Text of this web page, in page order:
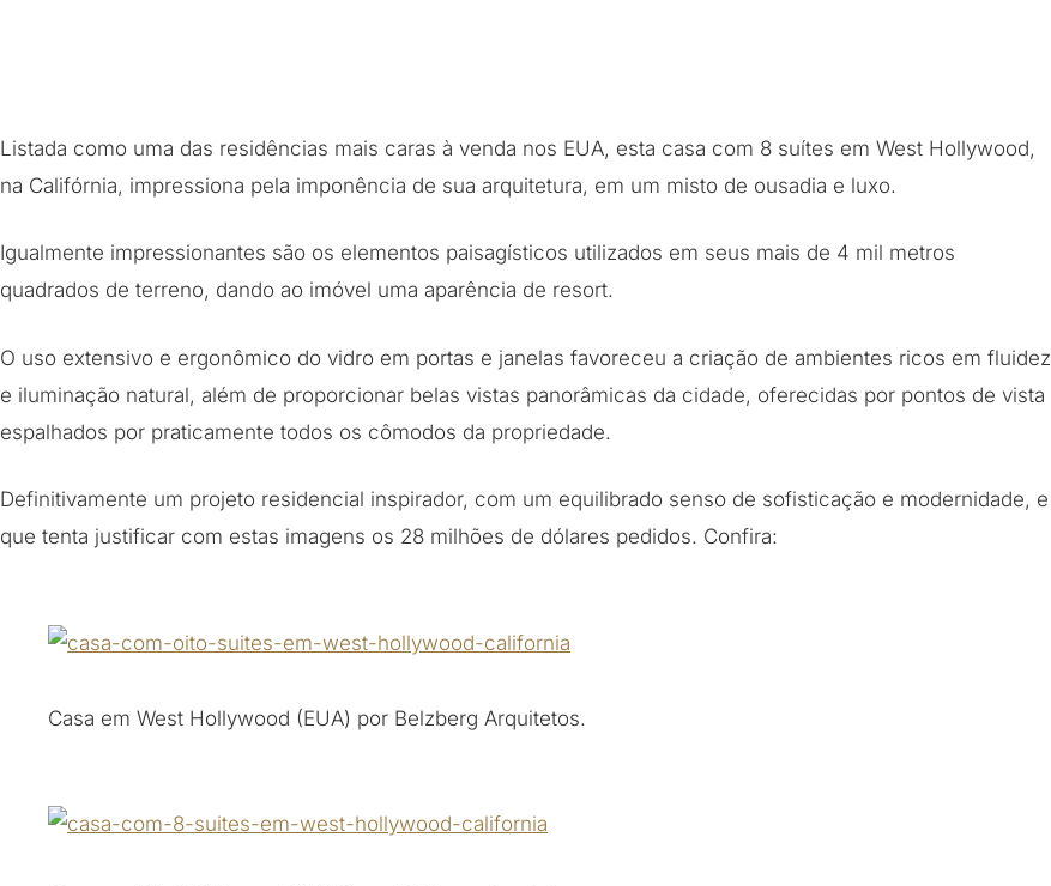
Listada como uma das residências mais caras à venda nos EUA, esta casa com 8 suítes em West Hollywood,
na Califórnia, impressiona pela imponência de sua arquitetura, em um misto de ousadia e luxo.
Igualmente impressionantes são os elementos paisagísticos utilizados em seus mais de 4 mil metros
quadrados de terreno, dando ao imóvel uma aparência de resort.
O uso extensivo e ergonômico do vidro em portas e janelas favoreceu a criação de ambientes ricos em fluidez
e iluminação natural, além de proporcionar belas vistas panorâmicas da cidade, oferecidas por pontos de vista
espalhados por praticamente todos os cômodos da propriedade.
Definitivamente um projeto residencial inspirador, com um equilibrado senso de sofisticação e modernidade, e
que tenta justificar com estas imagens os 28 milhões de dólares pedidos. Confira:
Casa em West Hollywood (EUA) por Belzberg Arquitetos.